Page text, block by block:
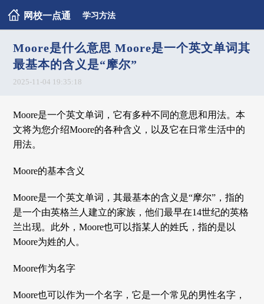
网校一点通 学习方法
Moore是什么意思 Moore是一个英文单词其
最基本的含义是“摩尔”
2025-11-04 19:35:18
Moore是一个英文单词，它有多种不同的意思和用法。本
文将为您介绍Moore的各种含义，以及它在日常生活中的
用法。
Moore的基本含义
Moore是一个英文单词，其最基本的含义是“摩尔”，指的
是一个由英格兰人建立的家族，他们最早在14世纪的英格
兰出现。此外，Moore也可以指某人的姓氏，指的是以
Moore为姓的人。
Moore作为名字
Moore也可以作为一个名字，它是一个常见的男性名字，